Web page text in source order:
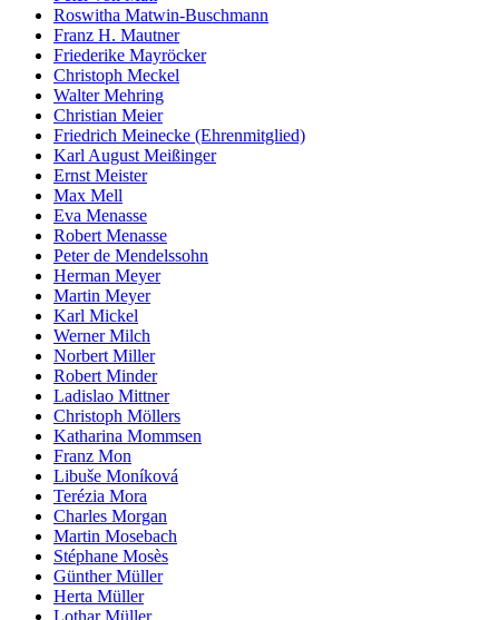
Roswitha Matwin-Buschmann
Franz H. Mautner
Friederike Mayröcker
Christoph Meckel
Walter Mehring
Christian Meier
Friedrich Meinecke (Ehrenmitglied)
Karl August Meißinger
Ernst Meister
Max Mell
Eva Menasse
Robert Menasse
Peter de Mendelssohn
Herman Meyer
Martin Meyer
Karl Mickel
Werner Milch
Norbert Miller
Robert Minder
Ladislao Mittner
Christoph Möllers
Katharina Mommsen
Franz Mon
Libuše Moníková
Terézia Mora
Charles Morgan
Martin Mosebach
Stéphane Mosès
Günther Müller
Herta Müller
Lothar Müller